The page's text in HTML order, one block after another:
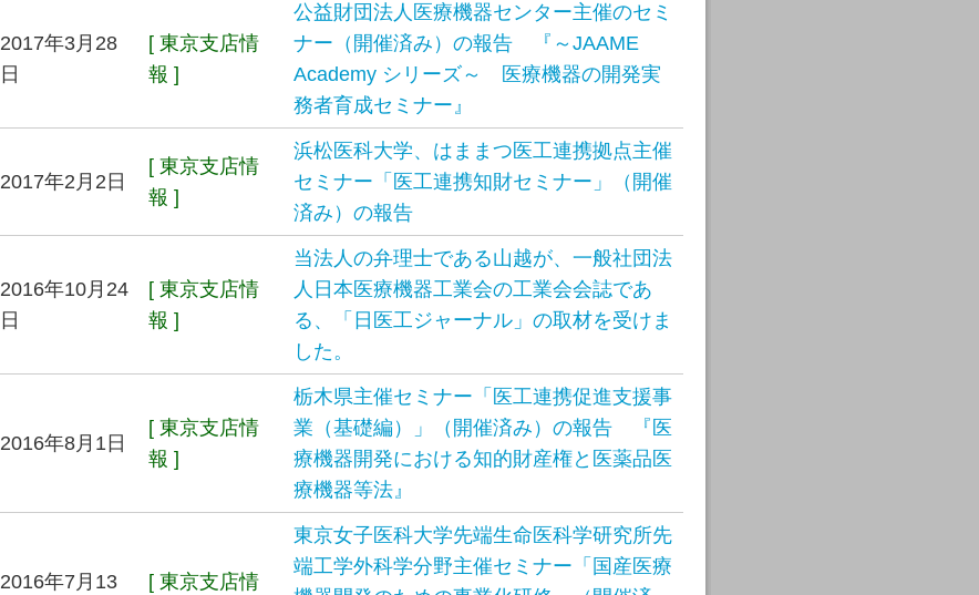
2017年3月28
日
[ 東京支店情
報 ]
公益財団法人医療機器センター主催のセミ
ナー（開催済み）の報告 『～JAAME
Academy シリーズ～ 医療機器の開発実
務者育成セミナー』
2017年2月2日
[ 東京支店情
報 ]
浜松医科大学、はままつ医工連携拠点主催
セミナー「医工連携知財セミナー」（開催
済み）の報告
2016年10月24
日
[ 東京支店情
報 ]
当法人の弁理士である山越が、一般社団法
人日本医療機器工業会の工業会会誌であ
る、「日医工ジャーナル」の取材を受けま
した。
2016年8月1日
[ 東京支店情
報 ]
栃木県主催セミナー「医工連携促進支援事
業（基礎編）」（開催済み）の報告 『医
療機器開発における知的財産権と医薬品医
療機器等法』
2016年7月13 [ 東京支店情
東京女子医科大学先端生命医科学研究所先
端工学外科学分野主催セミナー「国産医療